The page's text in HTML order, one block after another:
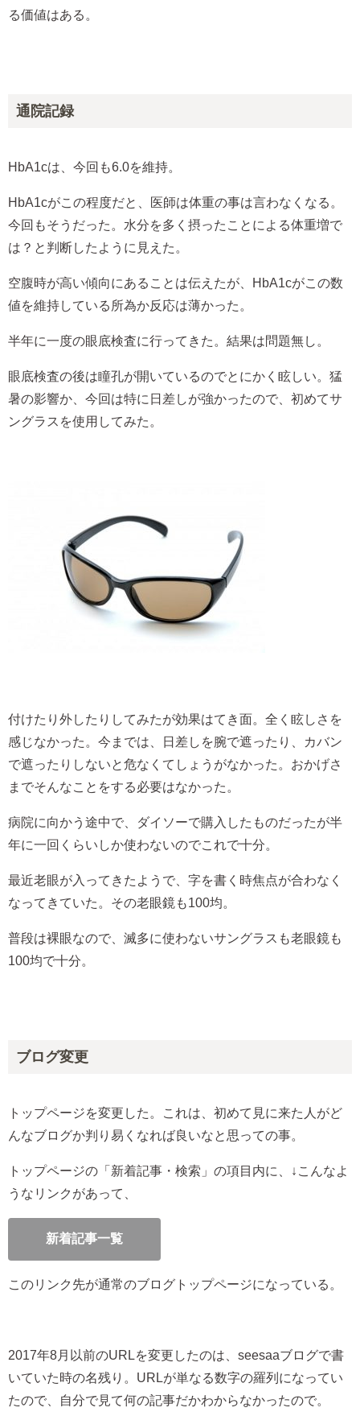
る価値はある。
通院記録
HbA1cは、今回も6.0を維持。
HbA1cがこの程度だと、医師は体重の事は言わなくなる。
今回もそうだった。水分を多く摂ったことによる体重増で
は？と判断したように見えた。
空腹時が高い傾向にあることは伝えたが、HbA1cがこの数
値を維持している所為か反応は薄かった。
半年に一度の眼底検査に行ってきた。結果は問題無し。
眼底検査の後は瞳孔が開いているのでとにかく眩しい。猛
暑の影響か、今回は特に日差しが強かったので、初めてサ
ングラスを使用してみた。
付けたり外したりしてみたが効果はてき面。全く眩しさを
感じなかった。今までは、日差しを腕で遮ったり、カバン
で遮ったりしないと危なくてしょうがなかった。おかげさ
までそんなことをする必要はなかった。
病院に向かう途中で、ダイソーで購入したものだったが半
年に一回くらいしか使わないのでこれで十分。
最近老眼が入ってきたようで、字を書く時焦点が合わなく
なってきていた。その老眼鏡も100均。
普段は裸眼なので、滅多に使わないサングラスも老眼鏡も
100均で十分。
ブログ変更
トップページを変更した。これは、初めて見に来た人がど
んなブログか判り易くなれば良いなと思っての事。
トップページの「新着記事・検索」の項目内に、↓こんなよ
うなリンクがあって、
新着記事一覧
このリンク先が通常のブログトップページになっている。
2017年8月以前のURLを変更したのは、seesaaブログで書
いていた時の名残り。URLが単なる数字の羅列になってい
たので、自分で見て何の記事だかわからなかったので。